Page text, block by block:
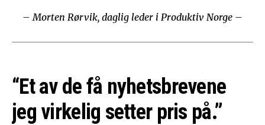
– Morten Rørvik, daglig leder i Produktiv Norge –
“Et av de få nyhetsbrevene
jeg virkelig setter pris på.”